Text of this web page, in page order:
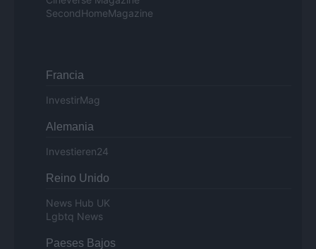
SecondHomeMagazine
Francia
InvestirMag
Alemania
Investieren24
Reino Unido
News Hub UK
Lgbtq News
Paeses Bajos